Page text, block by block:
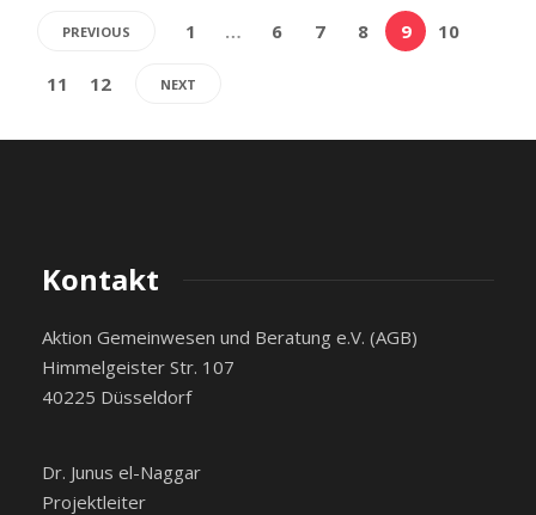
PREVIOUS 1 … 6 7 8 9 10
11 12 NEXT
Kontakt
Aktion Gemeinwesen und Beratung e.V. (AGB)
Himmelgeister Str. 107
40225 Düsseldorf
Dr. Junus el-Naggar
Projektleiter